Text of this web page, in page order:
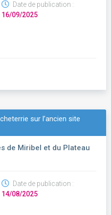
Date de publication :
16/09/2025
sur l’ancien site
de Miribel et du Plateau
Date de publication :
14/08/2025